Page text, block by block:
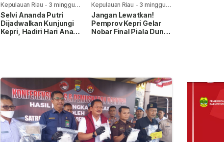
Kepulauan Riau - 3 minggu
yang lalu
Selvi Ananda Putri
Dijadwalkan Kunjungi
Kepri, Hadiri Hari Anak
Kepulauan Riau - 3 minggu
yang lalu
Jangan Lewatkan!
Pemprov Kepri Gelar
Nobar Final Piala Dunia